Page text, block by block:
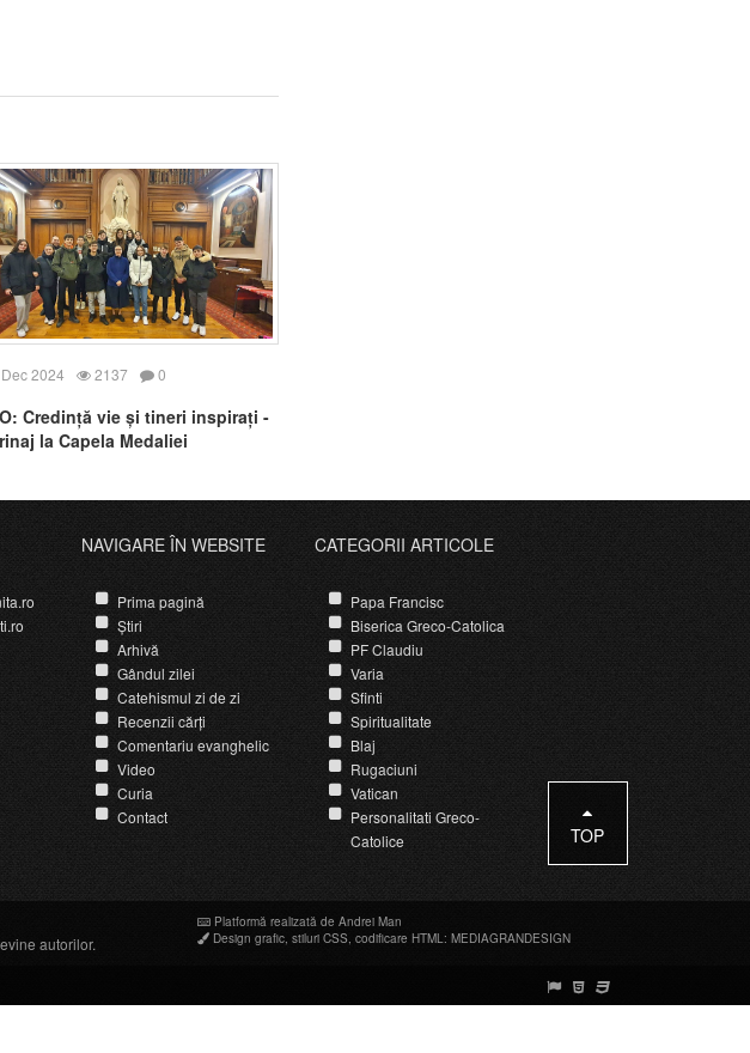
2024 2137 0
Credință vie și tineri inspirați -
la Capela Medaliei
NAVIGARE ÎN WEBSITE
Prima pagină
Știri
Arhivă
Gândul zilei
Catehismul zi de zi
Recenzii cărți
Comentariu evanghelic
Video
Curia
Contact
CATEGORII ARTICOLE
Papa Francisc
Biserica Greco-Catolica
PF Claudiu
Varia
Sfinti
Spiritualitate
Blaj
Rugaciuni
Vatican
Personalitati Greco-
Catolice
TOP
autorilor.
Platformă realizată de Andrei Man
Design grafic stiluri CSS codificare HTML : MEDIAGRANDESIGN